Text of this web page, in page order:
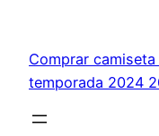
contenido
Comprar
temporada 2024